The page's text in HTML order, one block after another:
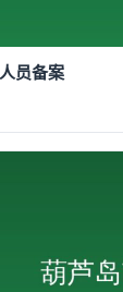
员备案